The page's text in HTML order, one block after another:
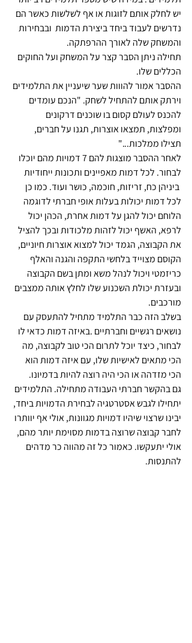
יש לחלק אותם לזוגות או אף לשלשות כאשר הם
נדרשים לעבוד ביחד ביצירת הדמות  ובבחירות
והמשחק שלה לאורך ההרפתקה.
תחילה ניתן הסבר קצר על המשחק ועל החוקים
הכללים שלו.
ההסבר אמור להווות שער שיעניין את התלמידים
וירתק אותם להתחיל לשחק. "הנכם עומדים
להכנס לעולם קסום בו שוכנים דרקונים
ומפלצות, תמצאו אוצרות, תגנו על חברים,
תצילו ממלכות..."
לאחר ההסבר מוצגות להם 7 דמויות מהם יוכלו
לבחור. לכל דמות מאפיינים ותכונות ייחודיות
ביניהן כח, זריזות, חוכמה, כושר ועוד. כמו כן
לכל דמות יכולות בעלות אופי חברתי לדוגמה
הלוחם יכול להגן על דמות אחרת, הכהן יכול
לרפא, האשף יכול לזהות מלכודות ובכך להציל
את הקבוצה, הגמד יכול למצוא אוצרות חיוניים,
הקוסם מצוייד בלחשי התקפה והגנה והאלף
כריזמטי ויכול לנהל משא ומתן בשם הקבוצה
ובעזרת יכולת השכנוע שלו לחלץ אותה ממצבים
מורכבים.
בשלב הזה כבר התלמיד מתחיל להתעסק עם
נושאים רגשיים וחברתיים .באיזה דמות כדאי לו
לבחור, כיצד יוכל לתרום הכי טוב לקבוצה, מה
הכי מתאים לאישיות שלו, עם איזה דמות הוא
הכי מזדהה או הכי היה רוצה להיות בדמיונו.
גם בהקשר חברתי העבודה מתחילה. התלמידים
יתחילו לגבש אסטרטגיה לבחירת הדמויות ביחד,
יבינו שרצוי שיהיו דמויות מגוונות, אולי אף יוותרו
לחבר קבוצה שרוצה בדמות מסוימת יותר מהם,
אולי יתעקשו. כאמור כל זה מהווה כר מדהים
להתנסות.